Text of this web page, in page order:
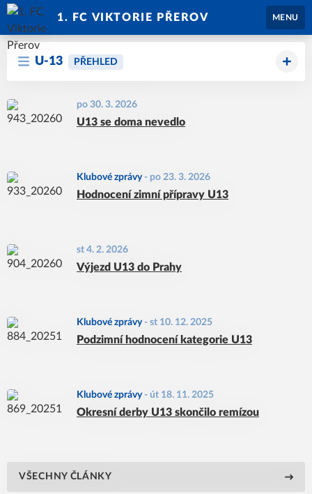
1. FC VIKTORIE PŘEROV MENU
U-13 PŘEHLED
po 30. 3. 2026
U13 se doma nevedlo
Klubové zprávy- po 23. 3. 2026
Hodnocení zimní přípravy U13
st 4. 2. 2026
Výjezd U13 do Prahy
Klubové zprávy- st 10. 12. 2025
Podzimní hodnocení kategorie U13
Klubové zprávy- út 18. 11. 2025
Okresní derby U13 skončilo remízou
VŠECHNY ČLÁNKY